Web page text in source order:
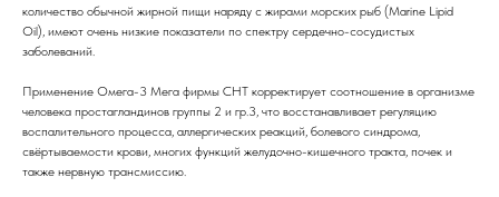
количество обычной жирной пищи наряду с жирами морских рыб (Marine Lipid
Oil), имеют очень низкие показатели по спектру сердечно-сосудистых
заболеваний.
Применение Омега-3 Мега фирмы СНТ корректирует соотношение в организме
человека простагландинов группы 2 и гр.3, что восстанавливает регуляцию
воспалительного процесса, аллергических реакций, болевого синдрома,
свёртываемости крови, многих функций желудочно-кишечного тракта, почек и
также нервную трансмиссию.